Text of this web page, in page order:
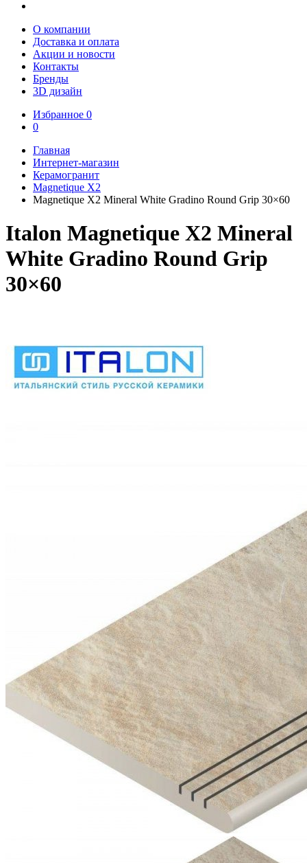
О компании
Доставка и оплата
Акции и новости
Контакты
Бренды
3D дизайн
Избранное 0
0
Главная
Интернет-магазин
Керамогранит
Magnetique X2
Magnetique X2 Mineral White Gradino Round Grip 30×60
Italon Magnetique X2 Mineral
White Gradino Round Grip
30×60